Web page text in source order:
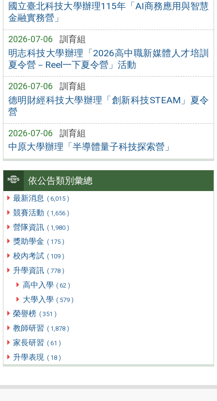
國立臺北科技大學辦理115年「AI商務應用與智慧
金融實務營」
2026-07-06 訓育組
明志科技大學辦理「2026高中職新媒體人才培訓
夏令營－Reel一下夏令營」活動
2026-07-06 訓育組
德明財經科技大學辦理「創新科技STEAM」夏令
營
2026-07-06 訓育組
中原大學辦理「半導體量子科技探索營」
依公告類別彙總
最新消息 ( 6,015 )
競賽活動 ( 1,656 )
營隊資訊 ( 1,980 )
獎助學金 ( 175 )
校內考試 ( 109 )
升學資訊 ( 778 )
高中入學 ( 62 )
大學入學 ( 579 )
榮譽榜 ( 351 )
教師研習 ( 1,878 )
家長研習 ( 61 )
升學表現 ( 18 )